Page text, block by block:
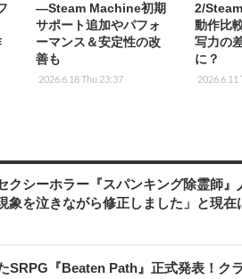
―Steam Machine初期
サポート追加やパフォ
ーマンス＆安定性の改
善も
2026.6.18 Thu 23:37
2/
動作比
写力の
に？
2026.6.11
シーホラー『スパンキング除霊師』
象を泣きながら修正しました」と現在
SRPG『Beaten Path』正式発表！ク